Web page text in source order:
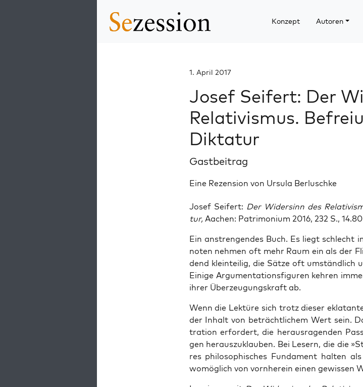
Konzept Autoren
1. April 2017
Josef Seifert: Der
Relativismus.
Diktatur
Gastbeitrag
Eine Rezension von Ursula Berluschke
Josef Sei­fert: Der Wider­sinn des
tur, Aachen: Patri­mo­ni­um 2016, 232 S.,
Ein anstren­gen­des Buch. Es liegt schlecht
no­ten neh­men oft mehr Raum ein als der
dend klein­tei­lig, die Sät­ze oft umständ­lich
Eini­ge Argu­men­ta­ti­ons­fi­gu­ren keh­ren
ihrer Über­zeu­gungs­kraft ab.
Wenn die Lek­tü­re sich trotz die­ser
der Inhalt von beträcht­li­chem Wert sein.
tra­ti­on erfor­dert, die her­aus­ra­gen­den
gen her­aus­zu­klau­ben. Bei Lesern, die die
res phi­lo­so­phi­sches Fun­da­ment hal­ten
womög­lich von vorn­her­ein einen gewis­sen